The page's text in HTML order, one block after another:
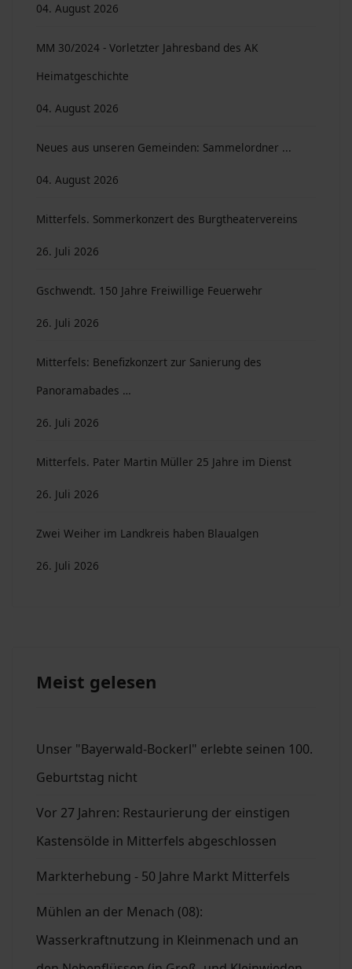
04. August 2026
MM 30/2024 - Vorletzter Jahresband des AK
Heimatgeschichte
04. August 2026
Neues aus unseren Gemeinden: Sammelordner ...
04. August 2026
Mitterfels. Sommerkonzert des Burgtheatervereins
26. Juli 2026
Gschwendt. 150 Jahre Freiwillige Feuerwehr
26. Juli 2026
Mitterfels: Benefizkonzert zur Sanierung des
Panoramabades …
26. Juli 2026
Mitterfels. Pater Martin Müller 25 Jahre im Dienst
26. Juli 2026
Zwei Weiher im Landkreis haben Blaualgen
26. Juli 2026
Meist gelesen
Unser "Bayerwald-Bockerl" erlebte seinen 100.
Geburtstag nicht
Vor 27 Jahren: Restaurierung der einstigen
Kastensölde in Mitterfels abgeschlossen
Markterhebung - 50 Jahre Markt Mitterfels
Mühlen an der Menach (08):
Wasserkraftnutzung in Kleinmenach und an